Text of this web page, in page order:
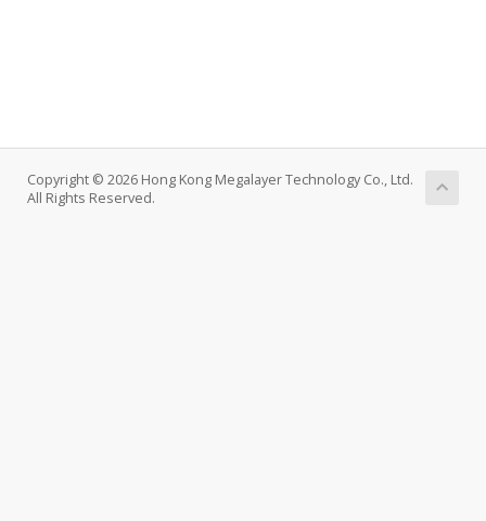
Copyright © 2026 Hong Kong Megalayer Technology Co., Ltd.
All Rights Reserved.